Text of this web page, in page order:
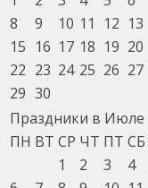
8
9 10 11 12 13
15 16 17 18 19 20
22 23 24 25 26 27
29 30
Праздники в Июле
ПН ВТ СР ЧТ ПТ СБ
1
2 3 4